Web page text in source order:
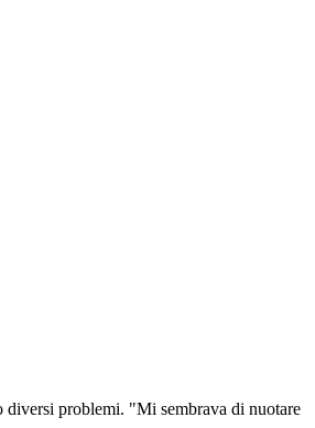
diversi problemi. "Mi sembrava di nuotare